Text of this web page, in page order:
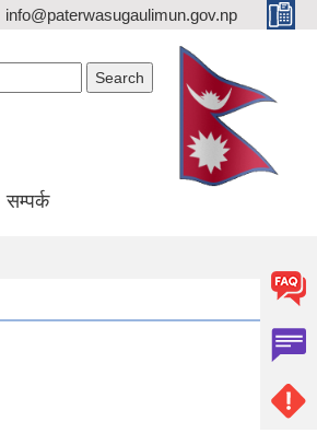
info@paterwasugaulimun.gov.np
सम्पर्क